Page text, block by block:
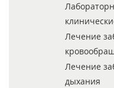
Лечение
Лечение
дыхания